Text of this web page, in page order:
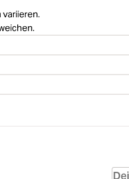
variieren.